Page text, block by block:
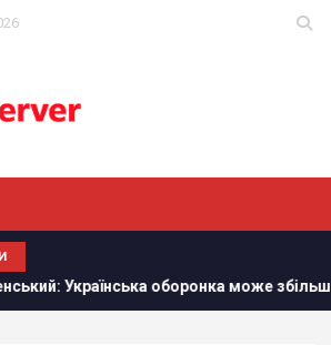
може збільшити виробництво вдвічі,